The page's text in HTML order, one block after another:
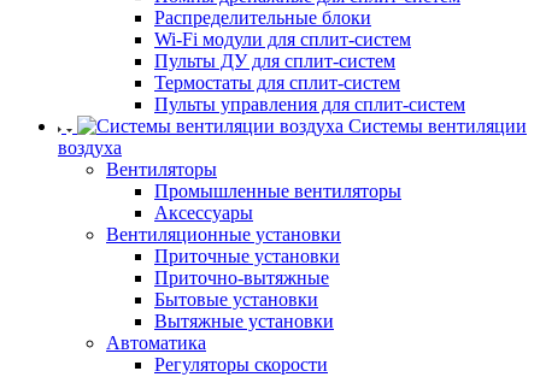
Распределительные блоки
Wi-Fi модули для сплит-систем
Пульты ДУ для сплит-систем
Термостаты для сплит-систем
Пульты управления для сплит-систем
Системы вентиляции
воздуха
Вентиляторы
Промышленные вентиляторы
Аксессуары
Вентиляционные установки
Приточные установки
Приточно-вытяжные
Бытовые установки
Вытяжные установки
Автоматика
Регуляторы скорости